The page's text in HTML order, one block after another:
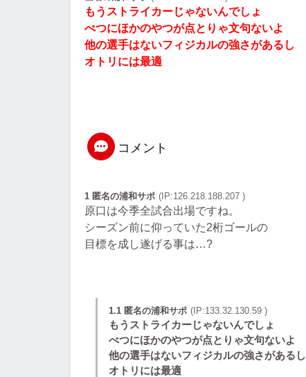
もうストライカーじゃないんでしょ
べつにほかのやつが点とりゃ文句ないよ
他の選手はないフィジカルの強さがあるし
オトリには最適
コメント
1 匿名の浦和サポ (IP:126.218.188.207 )
原口は今季全試合出場ですね。
シーズン前に仰っていた2桁ゴールの
目標を成し遂げる事は…?
1.1 匿名の浦和サポ (IP:133.32.130.59 )
もうストライカーじゃないんでしょ
べつにほかのやつが点とりゃ文句ないよ
他の選手はないフィジカルの強さがあるし
オトリには最適